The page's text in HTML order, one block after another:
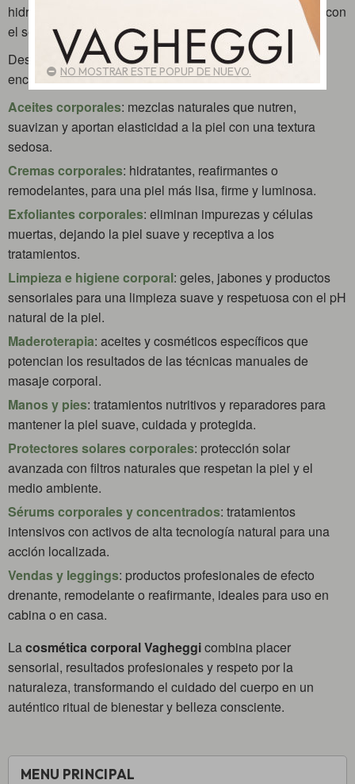
MENU PRINCIPAL
hidratar, tonificar, exfoliar y remodelar la silueta, siempre con
el sello distintivo de lafitocosmética italiana.
Descubre nuestra selección de productos corporales y
encuentra el tratamiento perfecto para cada necesidad:
Aceites corporales: mezclas naturales que nutren,
suavizan y aportan elasticidad a la piel con una textura
sedosa.
Cremas corporales: hidratantes, reafirmantes o
remodelantes, para una piel más lisa, firme y luminosa.
Exfoliantes corporales: eliminan impurezas y células
muertas, dejando la piel suave y receptiva a los
tratamientos.
Limpieza e higiene corporal: geles, jabones y productos
sensoriales para una limpieza suave y respetuosa con el pH
natural de la piel.
Maderoterapia: aceites y cosméticos específicos que
potencian los resultados de las técnicas manuales de
masaje corporal.
Manos y pies: tratamientos nutritivos y reparadores para
mantener la piel suave, cuidada y protegida.
Protectores solares corporales: protección solar
avanzada con filtros naturales que respetan la piel y el
medio ambiente.
Sérums corporales y concentrados: tratamientos
intensivos con activos de alta tecnología natural para una
acción localizada.
Vendas y leggings: productos profesionales de efecto
drenante, remodelante o reafirmante, ideales para uso en
cabina o en casa.
Lacosmética corporal Vagheggicombina placer
sensorial, resultados profesionales y respeto por la
naturaleza, transformando el cuidado del cuerpo en un
auténtico ritual de bienestar y belleza consciente.
NO MOSTRAR ESTE POPUP DE NUEVO.